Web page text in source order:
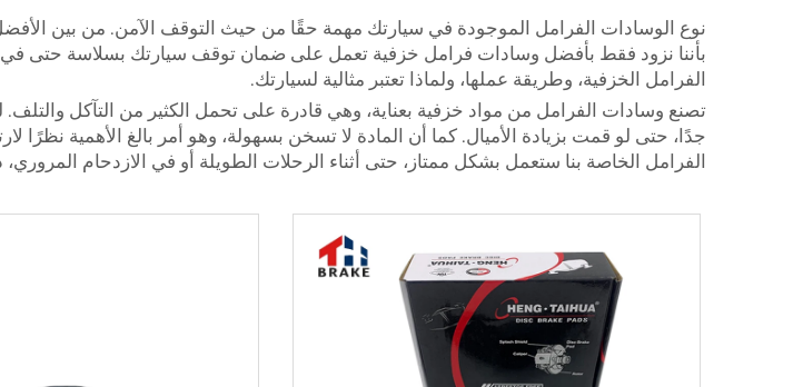
بأننا نزود فقط بأفضل وسادات فرامل خزفية تعمل على ضمان توقف سيارتك بسلاسة حتى
الفرامل الخزفية، وطريقة عملها، ولماذا تعتبر مثالية لسيارتك.
تصنع وسادات الفرامل من مواد خزفية بعناية، وهي قادرة على تحمل الكثير من التآكل
جدًا، حتى لو قمت بزيادة الأميال. كما أن المادة لا تسخن بسهولة، وهو أمر بالغ الأهمية نظرًا
الفرامل الخاصة بنا ستعمل بشكل ممتاز، حتى أثناء الرحلات الطويلة أو في الازدحام